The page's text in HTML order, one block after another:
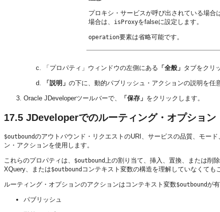
プロキシ・サービスが呼び出されている場合
場合は、
isProxyをfalseに設定します。
operation要素は省略可能です。
「プロパティ」ウィンドウの左側にある 「全般」 タブをクリ
「説明」 の下に、動的パブリッシュ・アクションの説明を任
Oracle JDeveloperツールバーで、 「保存」 をクリックします。
17.5 JDeveloperでのルーティング・オプション
$outboundのアウトバウンド・リクエストのURI、サービスの品質、モー
ン・アクションを使用します。
これらのプロパティは、 $outbound上の割り当て、挿入、置換、または削
XQuery、または$outbound コンテキスト変数の構造を理解していなくても
ルーティング・オプションのアクションはコンテキスト変数$outboundが
パブリッシュ